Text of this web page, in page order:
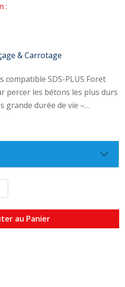
:
& Carrotage
SDS-PLUS Foret
percer les bétons les plus durs
durée de vie –
– Angle de plaquette 150° –
dans tous les types de béton
du trou – Trou
– Evacuation rapide des
grande durée de vie
au Panier